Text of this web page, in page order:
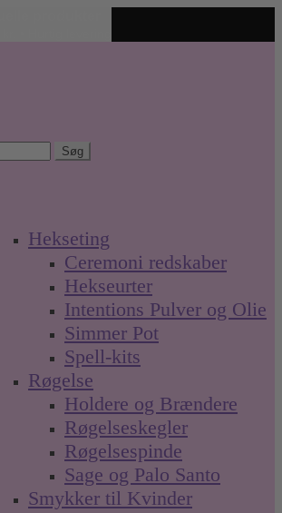
Søg
Hekseting
Ceremoni redskaber
Hekseurter
Intentions Pulver og Olie
Simmer Pot
Spell-kits
Røgelse
Holdere og Brændere
Røgelseskegler
Røgelsespinde
Sage og Palo Santo
Smykker til Kvinder